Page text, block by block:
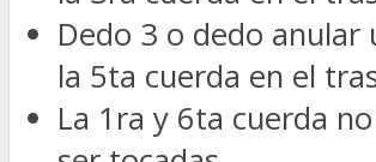
Dedo 3 o dedo anular
la 5ta cuerda en el
La 1ra y 6ta cuerda